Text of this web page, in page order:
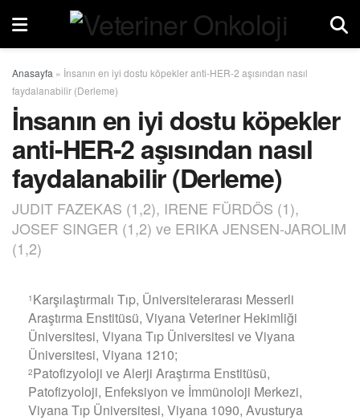
Anasayfa » İnsanın en iyi dostu köpekler anti-HER-2 aşısından nasıl
faydalanabilir (Derleme)
İnsanın en iyi dostu köpekler
anti-HER-2 aşısından nasıl
faydalanabilir (Derleme)
JUDIT FAZEKAS (1,2), IRENE FÜRDÖS (1),
JOSEF SINGER (1,2) ve ERIKA JENSEN-JAROLIM
(1,2)
1 Karşılaştırmalı Tıp, Üniversitelerarası Messerli
Araştırma Enstitüsü, Viyana Veteriner Hekimliği
Üniversitesi, Viyana Tıp Üniversitesi ve Viyana
Üniversitesi, Viyana 1210;
2Patofizyoloji ve Alerji Araştırma Enstitüsü,
Patofizyoloji, Enfeksiyon ve İmmünoloji Merkezi,
Viyana Tıp Üniversitesi, Viyana 1090, Avusturya